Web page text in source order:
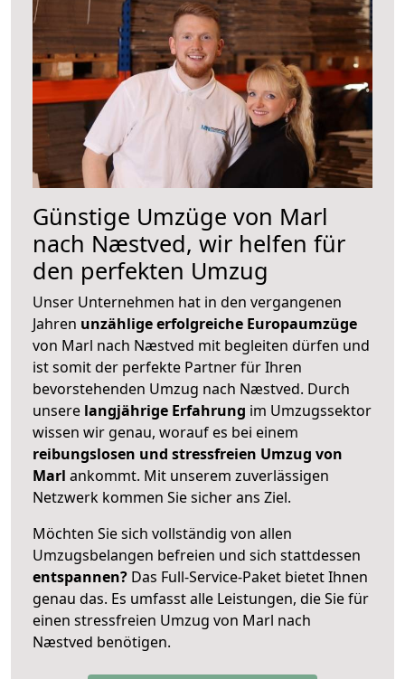
Günstige Umzüge von Marl
nach Næstved, wir helfen für
den perfekten Umzug
Unser Unternehmen hat in den vergangenen
Jahren unzählige erfolgreiche Europaumzüge
von Marl nach Næstved mit begleiten dürfen und
ist somit der perfekte Partner für Ihren
bevorstehenden Umzug nach Næstved. Durch
unsere langjährige Erfahrung im Umzugssektor
wissen wir genau, worauf es bei einem
reibungslosen und stressfreien Umzug von
Marl ankommt. Mit unserem zuverlässigen
Netzwerk kommen Sie sicher ans Ziel.
Möchten Sie sich vollständig von allen
Umzugsbelangen befreien und sich stattdessen
entspannen? Das Full-Service-Paket bietet Ihnen
genau das. Es umfasst alle Leistungen, die Sie für
einen stressfreien Umzug von Marl nach
Næstved benötigen.